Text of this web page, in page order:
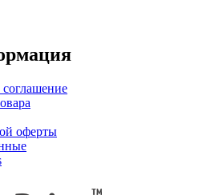
соглашение
оферты